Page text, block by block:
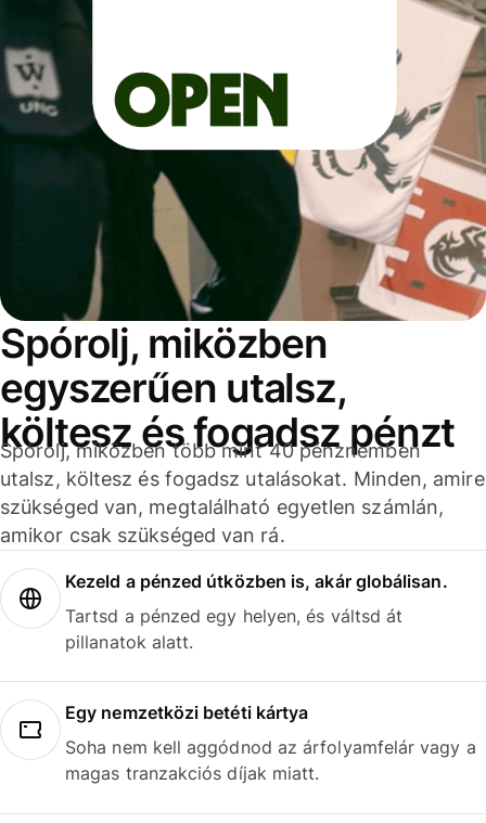
Spórolj, miközben
egyszerűen utalsz,
költesz és fogadsz pénzt
Spórolj, miközben több mint 40 pénznemben
utalsz, költesz és fogadsz utalásokat. Minden, amire
szükséged van, megtalálható egyetlen számlán,
amikor csak szükséged van rá.
Kezeld a pénzed útközben is, akár globálisan.
Tartsd a pénzed egy helyen, és váltsd át
pillanatok alatt.
Egy nemzetközi betéti kártya
Soha nem kell aggódnod az árfolyamfelár vagy a
magas tranzakciós díjak miatt.